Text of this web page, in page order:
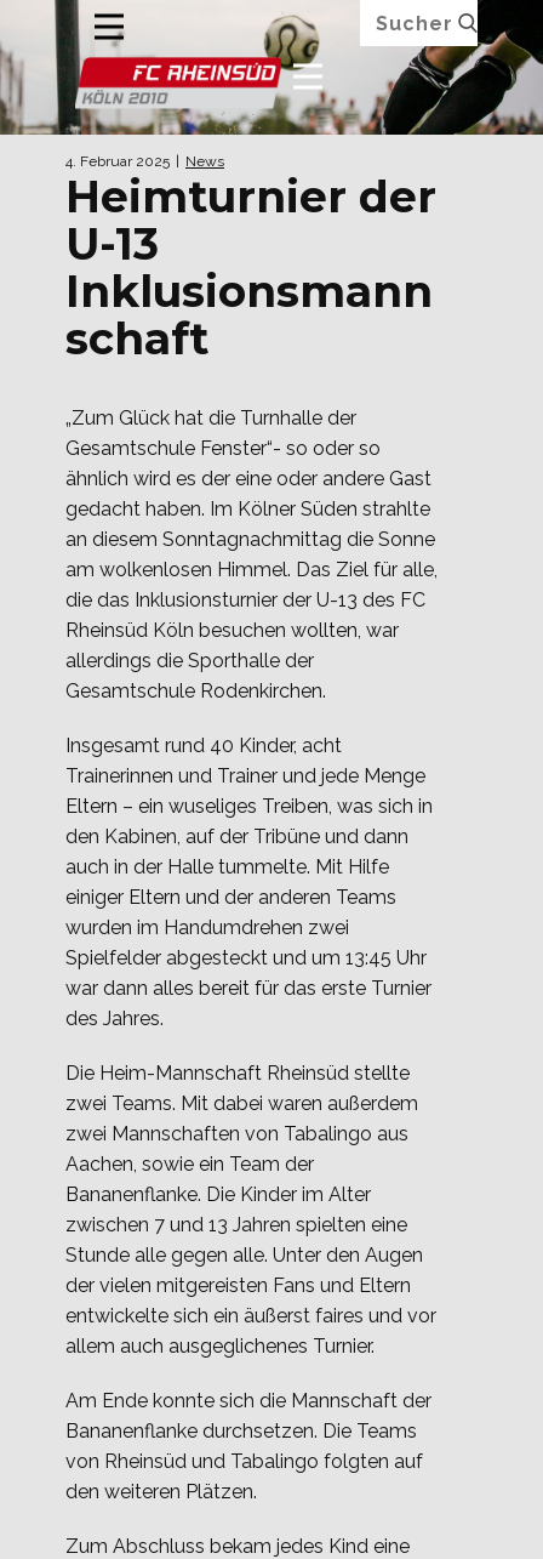
4. Februar 2025 News
Heimturnier der
U-13
Inklusionsmann
schaft
„Zum Glück hat die Turnhalle der
Gesamtschule Fenster“- so oder so
ähnlich wird es der eine oder andere Gast
gedacht haben. Im Kölner Süden strahlte
an diesem Sonntagnachmittag die Sonne
am wolkenlosen Himmel. Das Ziel für alle,
die das Inklusionsturnier der U-13 des FC
Rheinsüd Köln besuchen wollten, war
allerdings die Sporthalle der
Gesamtschule Rodenkirchen.
Insgesamt rund 40 Kinder, acht
Trainerinnen und Trainer und jede Menge
Eltern – ein wuseliges Treiben, was sich in
den Kabinen, auf der Tribüne und dann
auch in der Halle tummelte. Mit Hilfe
einiger Eltern und der anderen Teams
wurden im Handumdrehen zwei
Spielfelder abgesteckt und um 13:45 Uhr
war dann alles bereit für das erste Turnier
des Jahres.
Die Heim-Mannschaft Rheinsüd stellte
zwei Teams. Mit dabei waren außerdem
zwei Mannschaften von Tabalingo aus
Aachen, sowie ein Team der
Bananenflanke. Die Kinder im Alter
zwischen 7 und 13 Jahren spielten eine
Stunde alle gegen alle. Unter den Augen
der vielen mitgereisten Fans und Eltern
entwickelte sich ein äußerst faires und vor
allem auch ausgeglichenes Turnier.
Am Ende konnte sich die Mannschaft der
Bananenflanke durchsetzen. Die Teams
von Rheinsüd und Tabalingo folgten auf
den weiteren Plätzen.
Zum Abschluss bekam jedes Kind eine